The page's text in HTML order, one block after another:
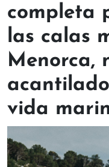
completa
las calas
Menorca,
vida